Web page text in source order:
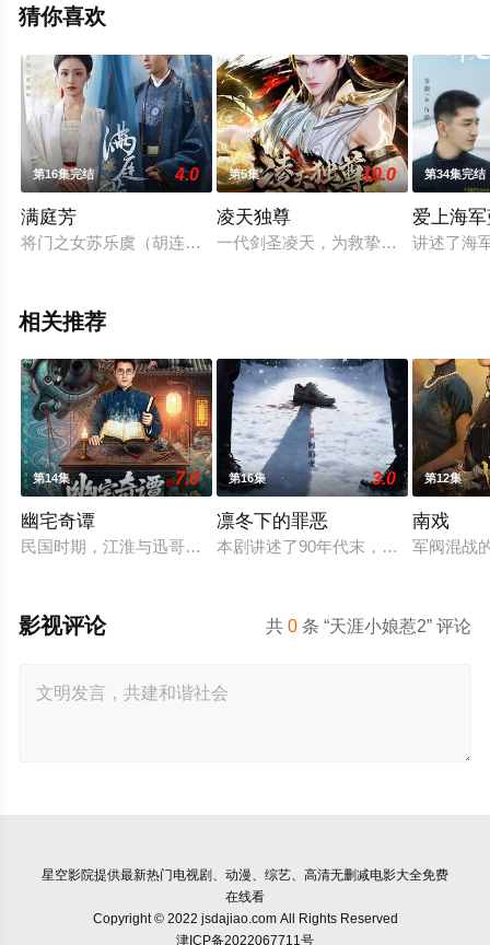
网，更多相关信息可移步至豆瓣电视剧、电视猫或剧情网
猜你喜欢
第16集完结 4.0
满庭芳
将门之女苏乐虞（胡连馨 饰）自幼受女帝教导，与冀王殷长琰
第5集 10.0
凌天独尊
一代剑圣凌天，为救挚爱之人逆天夺
第34集完结
爱上海
讲述了海
相关推荐
第14集 7.0
幽宅奇谭
民国时期，江淮与迅哥组成说书班子，偶遇“白天人住屋，晚上
第16集 3.0
凛冬下的罪恶
本剧讲述了90年代末，怒河市刑侦支
第12集
南戏
军阀混战
共0 条 “天涯小娘惹2” 评论
影视评论
星空影院提供最新热门电视剧、动漫、综艺、高清无删减电影大全免费
在线看
Copyright © 2022 jsdajiao.com All Rights Reserved
津ICP备2022067711号